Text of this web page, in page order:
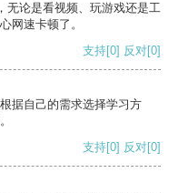
无论是看视频、玩游戏还是工
网速卡顿了。
支持[0] 反对[0]
据自己的需求选择学习方
支持[0] 反对[0]